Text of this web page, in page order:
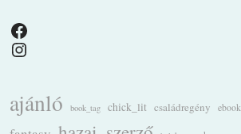
Facebook
Instagram
ajánló book_tag chick_lit családregény ebook